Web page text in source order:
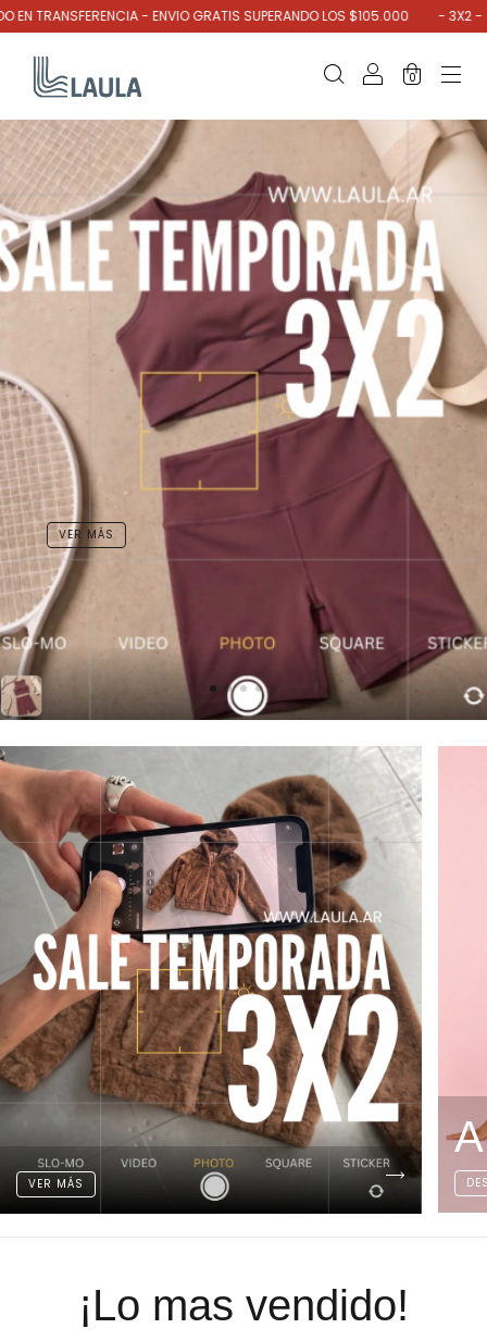
- ENVIO GRATIS SUPERANDO LOS $105.000 - 3X2 - CLICK
0
VER MÁS
VER MÁS
¡Lo mas vendido!